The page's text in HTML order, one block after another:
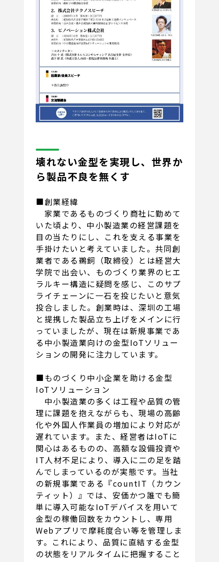
壊れない金型を実現し、世界か
ら製品不良を無くす
■創業経緯
家業であるものづくり商社に勤めて
いた頃より、中小製造業の経営課題を
目の当たりにし、これを支える事業を
手掛けたいと考えていました。共同創
業者である鵜飼（取締役）とは経営大
学院で出会い、ものづくり業界のヒエ
ラルキー構造に疑問を感じ、このサプ
ライチェーンに一石を投じたいと意気
投合しました。創業時は、深圳の工場
と提携した製品立ち上げをメインに行
っていましたが、現在は新規事業であ
る中小製造業向けの金型IoTソリュー
ションの開発に注力しています。
■ものづくり中小企業を助ける金型
IoTソリューション
中小製造業の多くは工程や品質の管
理に課題を抱えながらも、現場の高齢
化や外国人作業員の増加により対応が
遅れています。また、経営者はIoTに
関心はあるものの、高額な設備投資や
IT人材不足により、導入に二の足を踏
んでしまっているのが実態です。当社
の新規事業である『countIT（カウン
ティット）』では、安価かつ誰でも簡
単に導入可能なIoTデバイスを用いて
金型の稼働回数をカウントし、専用
Webアプリで摩耗度合い等を管理しま
す。これにより、品質に直結する金型
の状態をリアルタイムに把握すること